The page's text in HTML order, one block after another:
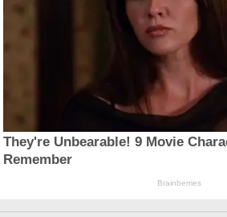
They're Unbearable! 9 Movie
Remember
Brainberries